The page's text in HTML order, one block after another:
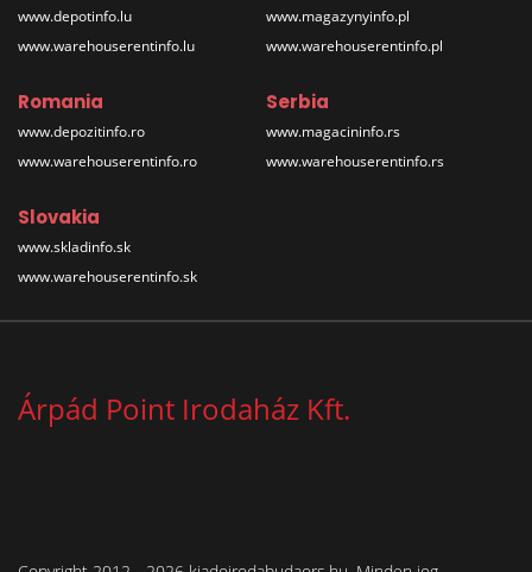
www.depotinfo.lu
www.warehouserentinfo.lu
www.magazynyinfo.pl
www.warehouserentinfo.pl
Romania
www.depozitinfo.ro
www.warehouserentinfo.ro
Serbia
www.magacininfo.rs
www.warehouserentinfo.rs
Slovakia
www.skladinfo.sk
www.warehouserentinfo.sk
Árpád Point Irodaház Kft.